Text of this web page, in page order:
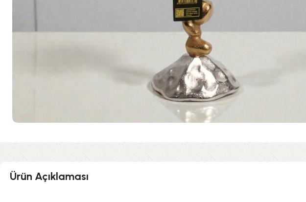
Ürün Açıklaması